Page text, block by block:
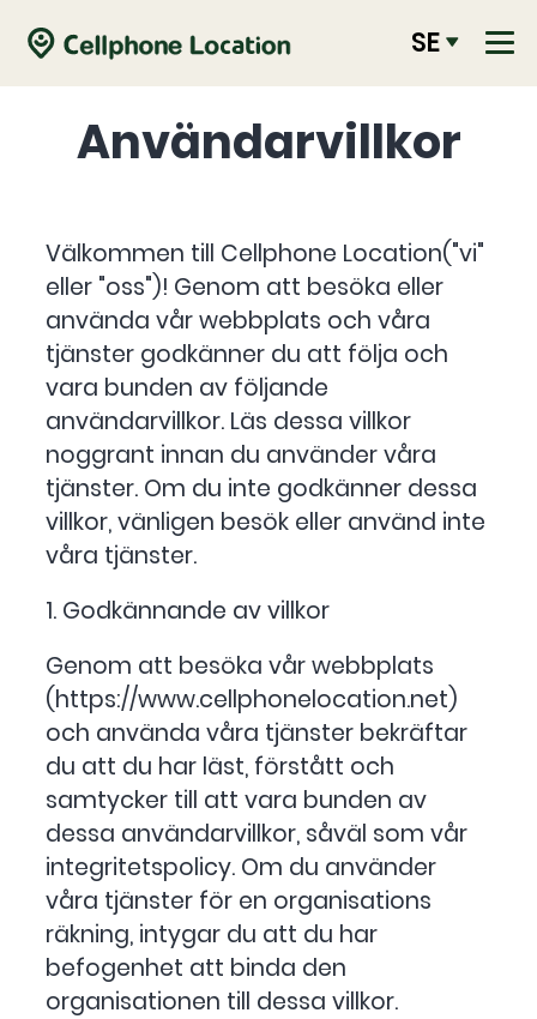
SE
Användarvillkor
Välkommen till Cellphone Location("vi"
eller "oss")! Genom att besöka eller
använda vår webbplats och våra
tjänster godkänner du att följa och
vara bunden av följande
användarvillkor. Läs dessa villkor
noggrant innan du använder våra
tjänster. Om du inte godkänner dessa
villkor, vänligen besök eller använd inte
våra tjänster.
1. Godkännande av villkor
Genom att besöka vår webbplats
(https://www.cellphonelocation.net)
och använda våra tjänster bekräftar
du att du har läst, förstått och
samtycker till att vara bunden av
dessa användarvillkor, såväl som vår
integritetspolicy. Om du använder
våra tjänster för en organisations
räkning, intygar du att du har
befogenhet att binda den
organisationen till dessa villkor.